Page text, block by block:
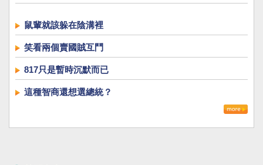
鼠輩就該躲在陰溝裡
笑看兩個賣國賊互鬥
817只是暫時沉默而已
這種智商還想選總統？